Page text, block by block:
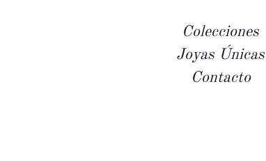
Colecciones
Joyas Únicas
Contacto